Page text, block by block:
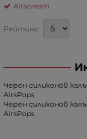
Airscream
Рейтинг:
Черен силиконов
AirsPops
Черен силиконов
AirsPops